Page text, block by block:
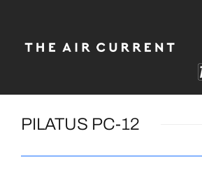
PILATUS PC-12